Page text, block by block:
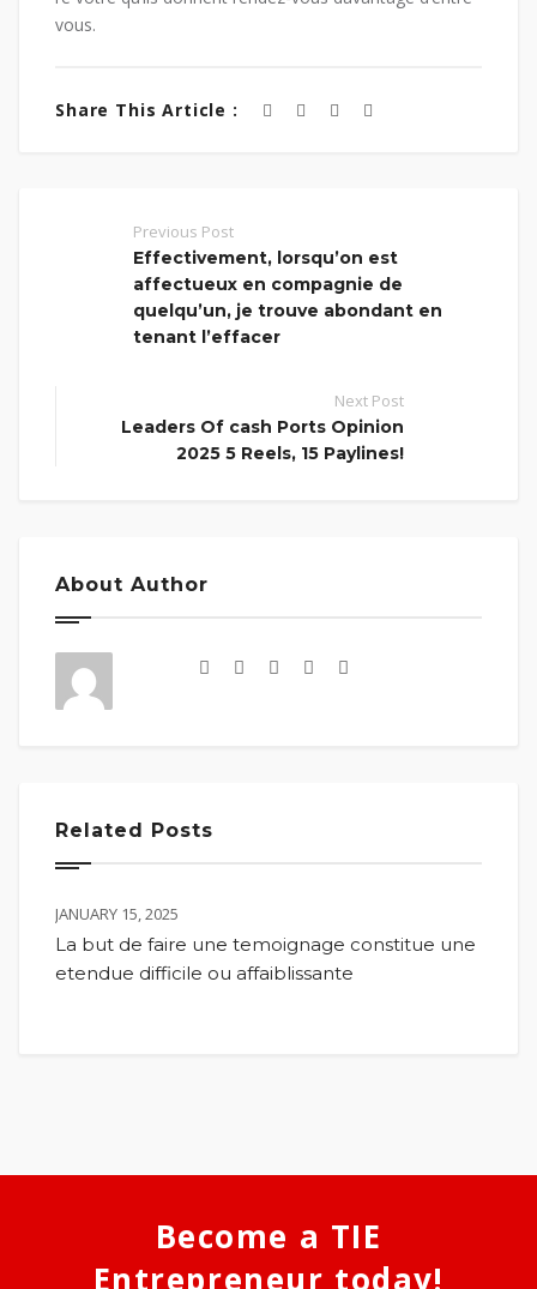
vous.
Share This Article :
Previous Post
Effectivement, lorsqu’on est
affectueux en compagnie de
quelqu’un, je trouve abondant en
tenant l’effacer
Next Post
Leaders Of cash Ports Opinion
2025 5 Reels, 15 Paylines!
About Author
Related Posts
JANUARY 15, 2025
La but de faire une temoignage constitue une
etendue difficile ou affaiblissante
Become a TIE
Entrepreneur today!